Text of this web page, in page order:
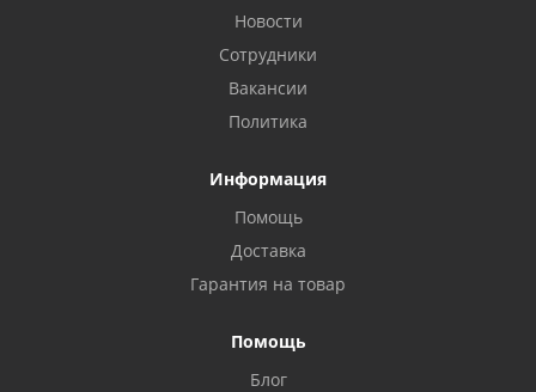
Новости
Сотрудники
Вакансии
Политика
Информация
Помощь
Доставка
Гарантия на товар
Помощь
Блог